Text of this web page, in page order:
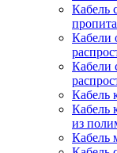
Кабель
Кабели
Кабели
Кабель
Кабель
из
Кабель